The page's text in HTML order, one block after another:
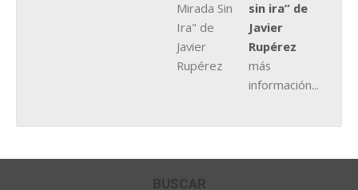
sin ira” de
Javier
Rupérez
más
información...
BUSCAR